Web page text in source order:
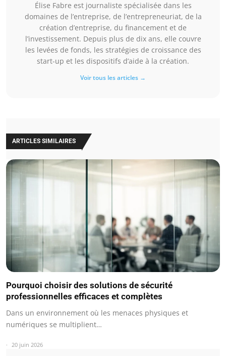
Élise Fabre est journaliste spécialisée dans les
domaines de l’entreprise, de l’entrepreneuriat, de la
création d’entreprise, du financement et de
l’investissement. Depuis plus de dix ans, elle couvre
les levées de fonds, les stratégies de croissance des
start-up et les dispositifs d’aide à la création.
Voir tous les articles →
ARTICLES SIMILAIRES
Pourquoi choisir des solutions de sécurité
professionnelles efficaces et complètes
Dans un environnement où les menaces physiques et
numériques se multiplient…
20 juin 2026